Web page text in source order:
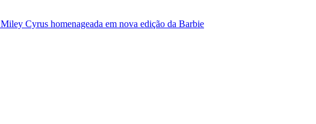
Miley Cyrus homenageada em nova edição da Barbie